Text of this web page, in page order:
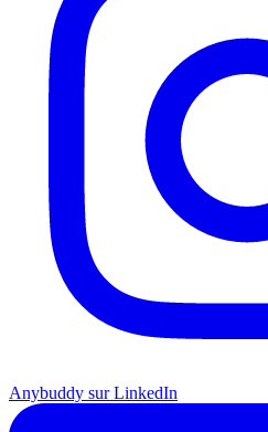
Anybuddy sur LinkedIn